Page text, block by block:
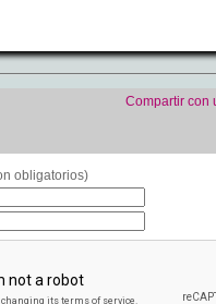
Compartir con
obligatorios)